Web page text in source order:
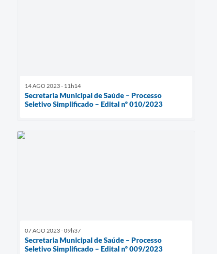
14 AGO 2023 - 11h14
Secretaria Municipal de Saúde – Processo
Seletivo Simplificado – Edital nº 010/2023
07 AGO 2023 - 09h37
Secretaria Municipal de Saúde – Processo
Seletivo Simplificado – Edital nº 009/2023